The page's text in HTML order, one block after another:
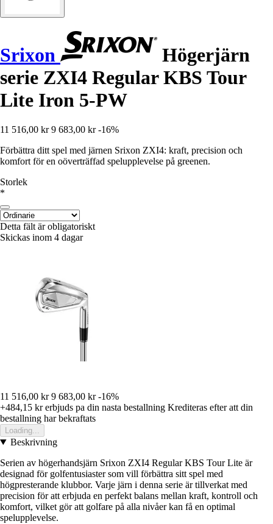
Srixon
Högerjärn
serie ZXI4 Regular KBS Tour
Lite Iron 5-PW
11 516,00 kr 9 683,00 kr -16%
Förbättra ditt spel med järnen Srixon ZXI4: kraft, precision och
komfort för en oöverträffad spelupplevelse på greenen.
Storlek
*
Detta fält är obligatoriskt
Skickas inom 4 dagar
11 516,00 kr 9 683,00 kr -16%
+484,15 krerbjuds pa din nasta bestallning Krediteras efter att din
bestallning har bekraftats
Loading...
Beskrivning
Serien av högerhandsjärn Srixon ZXI4 Regular KBS Tour Lite är
designad för golfentusiaster som vill förbättra sitt spel med
högpresterande klubbor. Varje järn i denna serie är tillverkat med
precision för att erbjuda en perfekt balans mellan kraft, kontroll och
komfort, vilket gör att golfare på alla nivåer kan få en optimal
spelupplevelse.